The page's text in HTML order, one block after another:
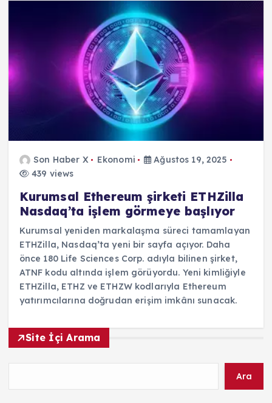
Son Haber X Ekonomi
Ağustos 19, 2025
439 views
Kurumsal Ethereum şirketi ETHZilla
Nasdaq’ta işlem görmeye başlıyor
Kurumsal yeniden markalaşma süreci tamamlayan
ETHZilla, Nasdaq’ta yeni bir sayfa açıyor. Daha
önce 180 Life Sciences Corp. adıyla bilinen şirket,
ATNF kodu altında işlem görüyordu. Yeni kimliğiyle
ETHZilla, ETHZ ve ETHZW kodlarıyla Ethereum
yatırımcılarına doğrudan erişim imkânı sunacak.
Site İçi Arama
Ara